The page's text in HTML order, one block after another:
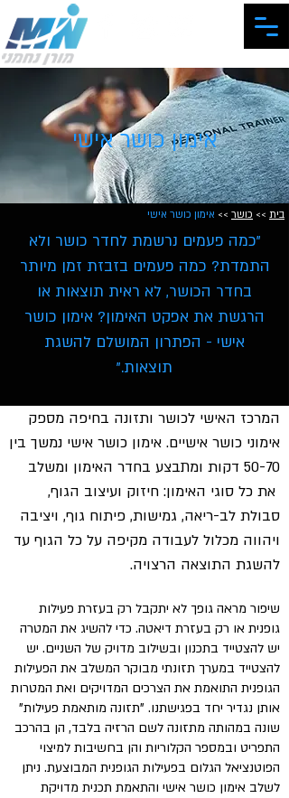
אימון כושר אישי
בית >> כושר >> אימון כושר אישי
"כמה פעמים נרשמת לחדר כושר ולא
התמדת? כמה פעמים בזבזת זמן מיותר
בחדר הכושר, לא ראית תוצאות או
הרגשת את אפקט האימון? אימון כושר
אישי - הפתרון המושלם להשגת
תוצאות."
המרכז האישי לכושר ותזונה בחיפה מספק
אימוני כושר אישיים. אימון כושר אישי נמשך בין
50-70 ד
קות ומתבצע בחדר האימון ומשלב
את כל סוגי האימון: חיזוק ועיצוב הגוף,
סבולת לב-ריאה, גמישות, פיתוח גוף, ויציבה
ויהווה מכלול לעבודה מקיפה על כל הגוף עד
להשגת התוצאה הרצויה.
שיפור מראה גופך לא יתקבל רק בעזרת פעילות
גופנית או רק בעזרת דיאטה. כדי להשיג את המטרה
יש להצטייד בתכנון ובשילוב מדויק של השניים. יש
להצטייד במערך תזונתי מבוקר המשלב את הפעילות
הגופנית התואמת את הצרכים המדויקים ואת המטרות
אותן נגדיר יחד בפגישתנו. "תזונה מותאמת פעילות"
שונה במהותה מתזונה לשם הרזיה בלבד, הן בהרכב
התפריט ובמספר הקלוריות והן בחשיבות למיצוי
הפוטנציאל הגלום בפעילות הגופנית המבוצעת. ניתן
לשלב אימון כושר אישי והתאמת תכנית מדויקת